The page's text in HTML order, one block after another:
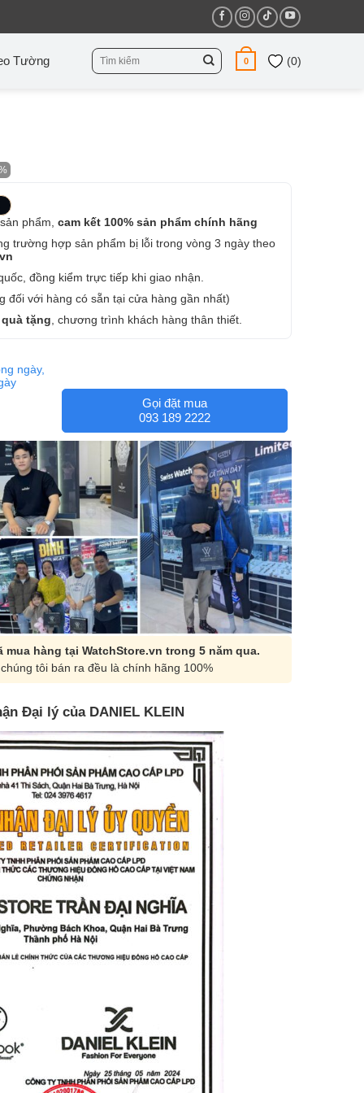
Tường
Tìm
kiếm:
0 (0)
phẩm, cam kết 100% sản phẩm chính hãng
trường hợp sản phẩm bị lỗi trong vòng 3 ngày theo
đồng kiểm trực tiếp khi giao nhận.
đối với hàng có sẵn tại cửa hàng gần nhất)
tặng , chương trình khách hàng thân thiết.
ngày,
Gọi đặt mua
093 189 2222
mua hàng tại WatchStore.vn trong 5 năm qua.
tôi bán ra đều là chính hãng 100%
Đại lý của DANIEL KLEIN